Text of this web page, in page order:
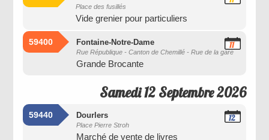
Place des fusillés
Vide grenier pour particuliers
59400 Fontaine-Notre-Dame
Rue République - Canton de Chemillé - Rue de la gare
Grande Brocante
11
Septembre
Samedi 12 Septembre 2026
59440 Dourlers
Place Pierre Stroh
Marché de vente de livres
12